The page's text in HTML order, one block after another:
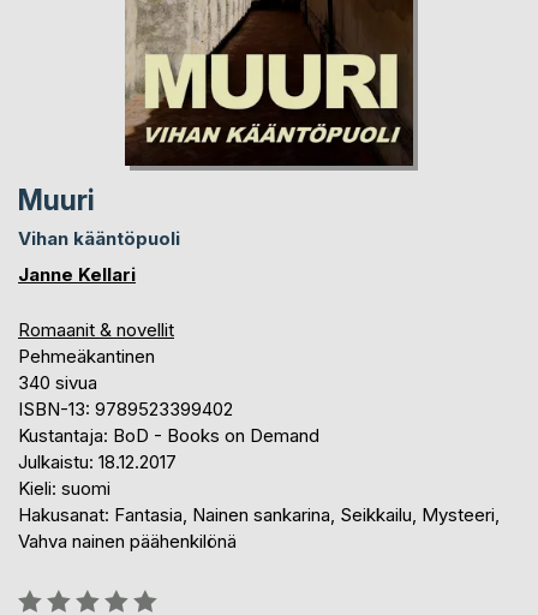
Muuri
Vihan kääntöpuoli
Janne Kellari
Romaanit & novellit
Pehmeäkantinen
340 sivua
ISBN-13: 9789523399402
Kustantaja: BoD - Books on Demand
Julkaistu: 18.12.2017
Kieli: suomi
Hakusanat: Fantasia, Nainen sankarina, Seikkailu, Mysteeri,
Vahva nainen päähenkilönä
Arvostelu::